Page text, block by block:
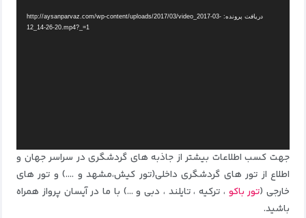
دریافت پرونده: http://aysanparvaz.com/wp-content/uploads/2017/03/video_2017-03-
12_14-26-20.mp4?_=1
جهت کسب اطلاعات بیشتر از جاذبه های گردشگری در سراسر جهان و
اطلاع از تور های گردشگری داخلی(تور کیش،مشهد و ….) و تور های
خارجی (تور باکو ، ترکیه ، تایلند ، دبی و …) با ما در آیسان پرواز همراه
باشید.